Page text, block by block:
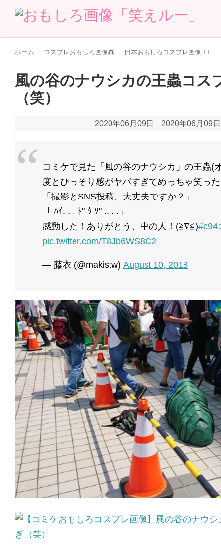
ホーム コスプレおもしろ画像👸 日本おもしろコスプレ画像🧝‍♀️
風の谷のナウシカの王蟲コス
（笑）
2020年06月09日 2020年06月09日
コミケで見た「風の谷のナウシカ」の王蟲(
度とひっそり感がヤバすぎてめっちゃ笑っ
「撮影とSNS投稿、大丈夫ですか？」
「 ﾊｲ. . . ﾄ" ｳ ｿ" .. . .」
感動した！ありがとう、中の人！(≧∇≦)#c94
pic.twitter.com/T8Jb6WS8C2
— 藤衣 (@makistw) August 10, 2018